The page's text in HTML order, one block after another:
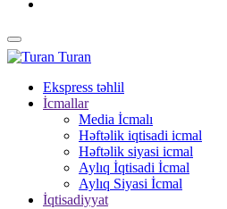
Turan
Ekspress təhlil
İcmallar
Media İcmalı
Həftəlik iqtisadi icmal
Həftəlik siyasi icmal
Aylıq İqtisadi İcmal
Aylıq Siyasi İcmal
İqtisadiyyat